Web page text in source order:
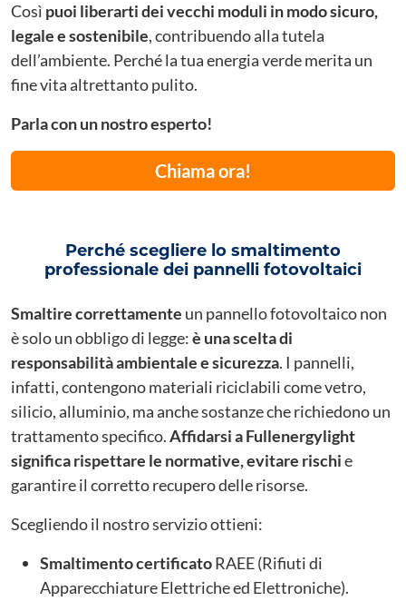
Così puoi liberarti dei vecchi moduli in modo sicuro,
legale e sostenibile, contribuendo alla tutela
dell’ambiente. Perché la tua energia verde merita un
fine vita altrettanto pulito.
Parla con un nostro esperto!
Chiama ora!
Perché scegliere lo smaltimento
professionale dei pannelli fotovoltaici
Smaltire correttamente un pannello fotovoltaico non
è solo un obbligo di legge:è una scelta di
responsabilità ambientale e sicurezza. I pannelli,
infatti, contengono materiali riciclabili come vetro,
silicio, alluminio, ma anche sostanze che richiedono un
trattamento specifico.Affidarsi a Fullenergylight
significa rispettare le normative, evitare rischie
garantire il corretto recupero delle risorse.
Scegliendo il nostro servizio ottieni:
Smaltimento certificatoRAEE (Rifiuti di
Apparecchiature Elettriche ed Elettroniche).